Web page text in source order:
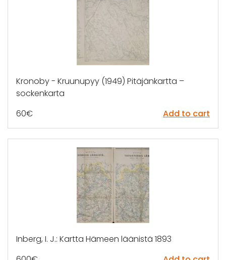
Kronoby - Kruunupyy (1949) Pitäjänkartta –
sockenkarta
60€ Add to cart
Inberg, I. J.: Kartta Hämeen läänistä 1893